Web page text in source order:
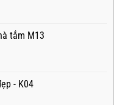
tắm M13
- K04